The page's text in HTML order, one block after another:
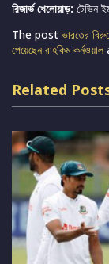
রিজার্ভ খেলোয়াড়: টেভিন
The post ভারতের
পেয়েছেন রাহকিম কর্নওয়াল
Related